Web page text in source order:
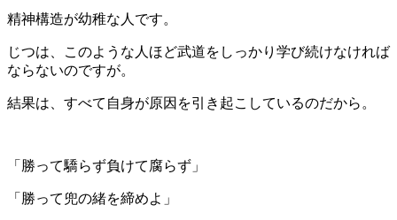
精神構造が幼稚な人です。
じつは、このような人ほど武道をしっかり学び続けなければ
ならないのですが。
結果は、すべて自身が原因を引き起こしているのだから。
「勝って驕らず負けて腐らず」
「勝って兜の緒を締めよ」